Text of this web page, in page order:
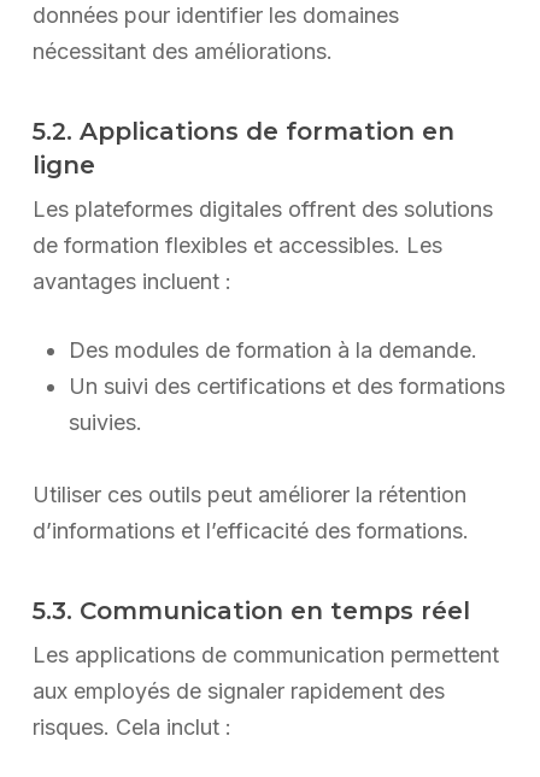
données pour identifier les domaines
nécessitant des améliorations.
5.2. Applications de formation en
ligne
Les plateformes digitales offrent des solutions
de formation flexibles et accessibles. Les
avantages incluent :
Des modules de formation à la demande.
Un suivi des certifications et des formations
suivies.
Utiliser ces outils peut améliorer la rétention
d’informations et l’efficacité des formations.
5.3. Communication en temps réel
Les applications de communication permettent
aux employés de signaler rapidement des
risques. Cela inclut :